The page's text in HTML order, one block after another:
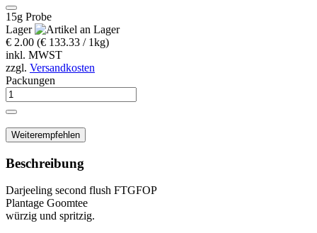
15g Probe
Lager
€ 2.00 (€ 133.33 / 1kg)
inkl. MWST
zzgl. Versandkosten
Packungen
Weiterempfehlen
Beschreibung
Darjeeling second flush FTGFOP
Plantage Goomtee
würzig und spritzig.